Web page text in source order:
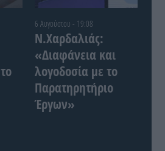
6 Αυγούστου - 19:08
Ν.Χαρδαλιάς:
«Διαφάνεια και
λογοδοσία με το
Παρατηρητήριο
Έργων»